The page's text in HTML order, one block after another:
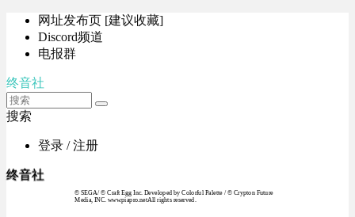
网址发布页 [建议收藏]
Discord频道
电报群
终音社
搜索
登录 / 注册
终音社
© SEGA / © Craft Egg Inc. Developed by Colorful Palette / © Crypton Future
Media, INC. www.piapro.netAll rights reserved.